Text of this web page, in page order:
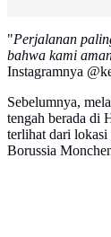
"Perjalanan
bahwa kami
Instagramnya
Sebelumnya,
tengah berada di
terlihat dari lokasi
Borussia